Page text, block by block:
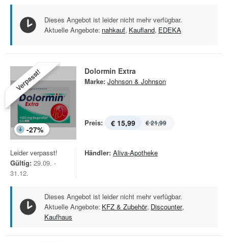
Dieses Angebot ist leider nicht mehr verfügbar.
Aktuelle Angebote: nahkauf, Kaufland, EDEKA
Verpasst!
-27%
Dolormin Extra
Marke: Johnson & Johnson
Preis: € 15,99 € 21,99
Leider verpasst!
Gültig: 29.09. -
31.12.
Händler: Aliva-Apotheke
Dieses Angebot ist leider nicht mehr verfügbar.
Aktuelle Angebote: KFZ & Zubehör, Discounter,
Kaufhaus